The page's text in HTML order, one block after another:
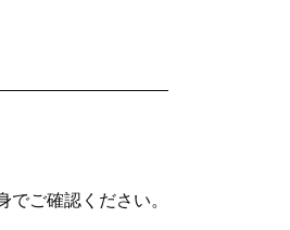
ご確認ください。